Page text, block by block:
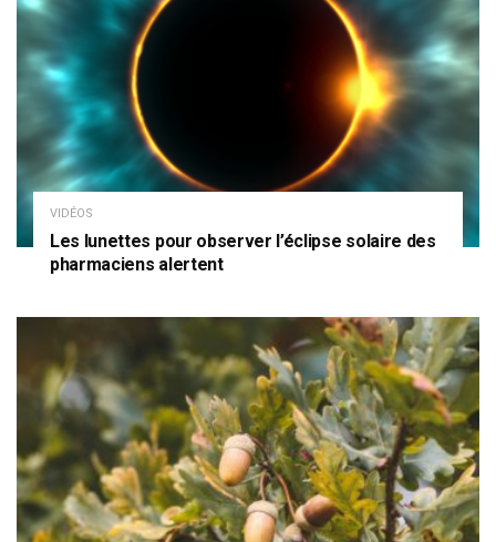
VIDÉOS
Les lunettes pour observer l’éclipse solaire des
pharmaciens alertent